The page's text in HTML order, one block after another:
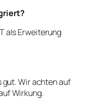
als Erweiterung
gut. Wir achten auf
Wirkung.